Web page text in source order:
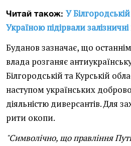
Читай також: У
Україною підірвали залізничні
Буданов зазначає, що
влада розганяє
Білгородській та Курській
наступом українських
діяльністю диверсантів. Для
рити окопи.
"Символічно, що правління